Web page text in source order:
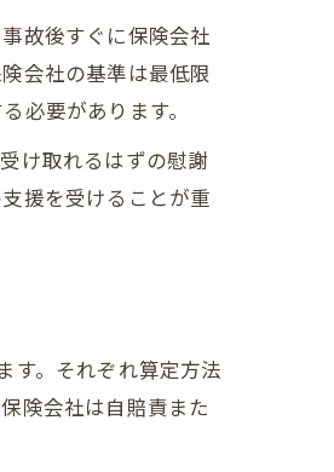
故後すぐに保険会社
会社の基準は最低限
必要があります。
け取れるはずの慰謝
援を受けることが重
す。それぞれ算定方法
険会社は自賠責また